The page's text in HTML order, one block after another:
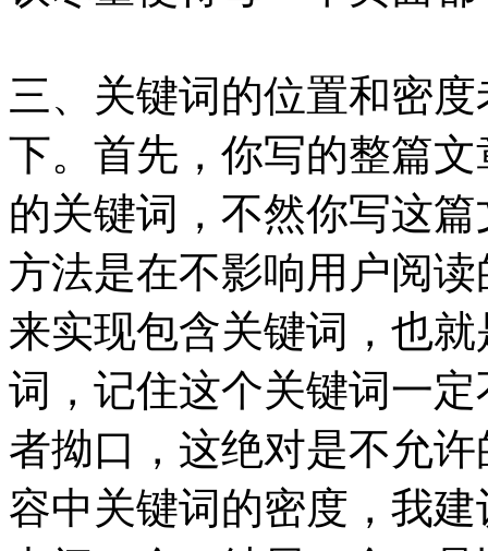
三、关键词的位置和密
下。首先，你写的整篇
的关键词，不然你写这
方法是在不影响用户阅
来实现包含关键词，也
词，记住这个关键词一
者拗口，这绝对是不允
容中关键词的密度，我